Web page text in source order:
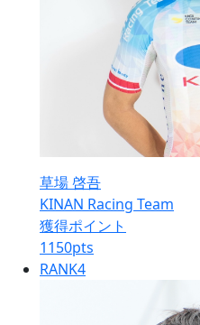
草場 啓吾
KINAN Racing Team
獲得ポイント
1150pts
RANK4